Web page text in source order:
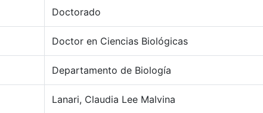
Doctorado
Doctor en Ciencias Biológicas
Departamento de Biología
Lanari, Claudia Lee Malvina